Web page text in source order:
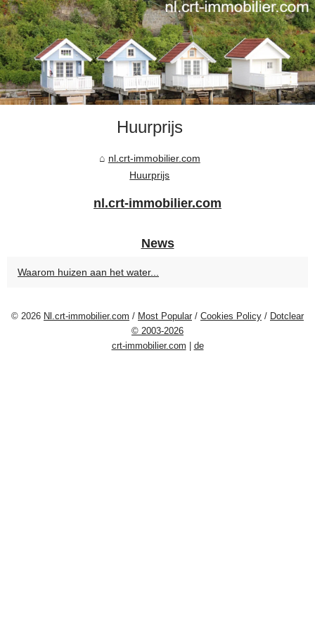
Huurprijs
nl.crt-immobilier.com
Huurprijs
nl.crt-immobilier.com
News
Waarom huizen aan het water...
© 2026 Nl.crt-immobilier.com / Most Popular / Cookies Policy / Dotclear
© 2003-2026
crt-immobilier.com
de